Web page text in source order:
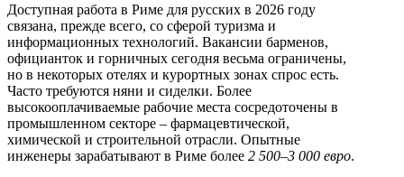
Доступная работа в Риме для русских в 2026 году
связана, прежде всего, со сферой туризма и
информационных технологий. Вакансии барменов,
официанток и горничных сегодня весьма ограничены,
но в некоторых отелях и курортных зонах спрос есть.
Часто требуются няни и сиделки. Более
высокооплачиваемые рабочие места сосредоточены в
промышленном секторе – фармацевтической,
химической и строительной отрасли. Опытные
инженеры зарабатывают в Риме более 2 500–3 000 евро.